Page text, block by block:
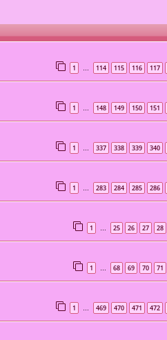
1 … 114 115 116 117
1 … 148 149 150 151
1 … 337 338 339 340
1 … 283 284 285 286
1 … 25 26 27 28
1 … 68 69 70 71
1 … 469 470 471 472